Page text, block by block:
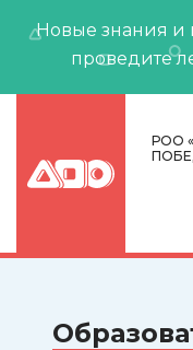
Новые знания и
проведите
РОО